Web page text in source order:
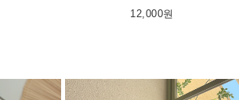
12,000원